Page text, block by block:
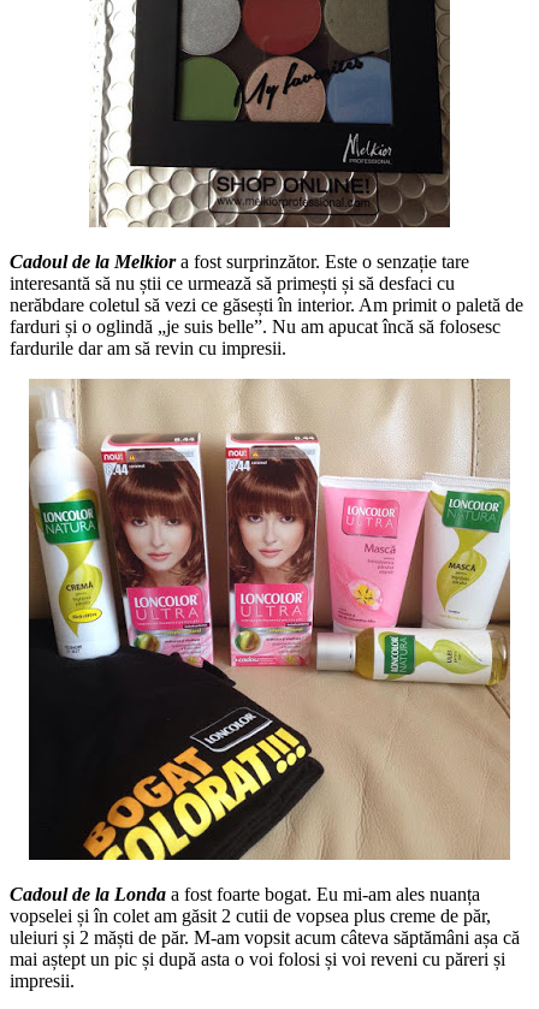
Cadoul de la Melkiora fost surprinzător. Este o senzație tare
interesantă să nu știi ce urmează să primești și să desfaci cu
nerăbdare coletul să vezi ce găsești în interior. Am primit o paletă de
farduri și o oglindă „je suis belle”. Nu am apucat încă să folosesc
fardurile dar am să revin cu impresii.
Cadoul de la Londa a fost foarte bogat. Eu mi-am ales nuanța
vopselei și în colet am găsit 2 cutii de vopsea plus creme de păr,
uleiuri și 2 măști de păr. M-am vopsit acum câteva săptămâni așa că
mai aștept un pic și după asta o voi folosi și voi reveni cu păreri și
impresii.